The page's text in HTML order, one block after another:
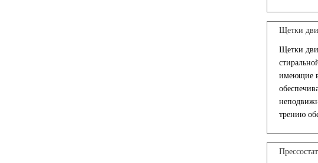
Щетки
Щетки
имеющие
трению
Прессостат